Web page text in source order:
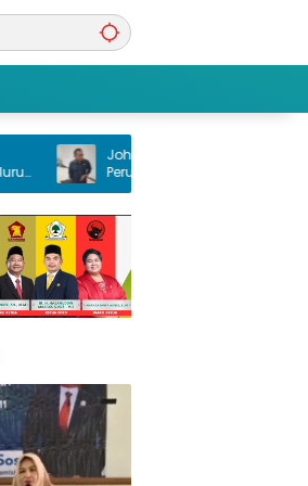
Joha Fajal Nilai Kinerja Keuangan
Perumdam Samarinda Terus Membaik,
Ketergantungan pada Subsidi